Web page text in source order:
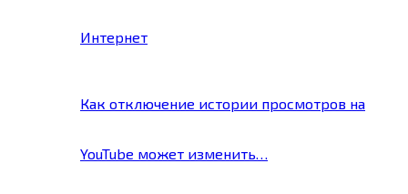
Интернет
Как отключение истории просмотров на
YouTube может изменить…